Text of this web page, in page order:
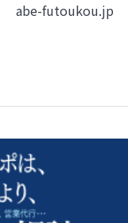
abe-futoukou.jp